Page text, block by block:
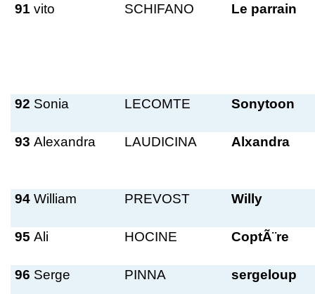
91 vito SCHIFANO Le parrain
92 Sonia LECOMTE Sonytoon
93 Alexandra LAUDICINA Alxandra
94 William PREVOST Willy
95 Ali HOCINE CoptÃ¨re
96 Serge PINNA sergeloup